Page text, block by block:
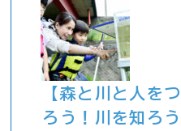
【森と川と人を
ろう！川を知ろ